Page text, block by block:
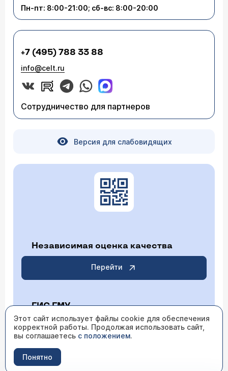
Пн-пт: 8:00-21:00; сб-вс: 8:00-20:00
+7 (495) 788 33 88
info@celt.ru
Сотрудничество для партнеров
Версия для слабовидящих
Независимая оценка качества
Перейти
ГИС ГМУ
Перейти
ИМЕЮТСЯ ПРОТИВОПОКАЗАНИЯ НЕОБХОДИМО
Этот сайт использует файлы cookie для обеспечения
корректной работы. Продолжая использовать сайт,
вы соглашаетесь с положением.
Понятно